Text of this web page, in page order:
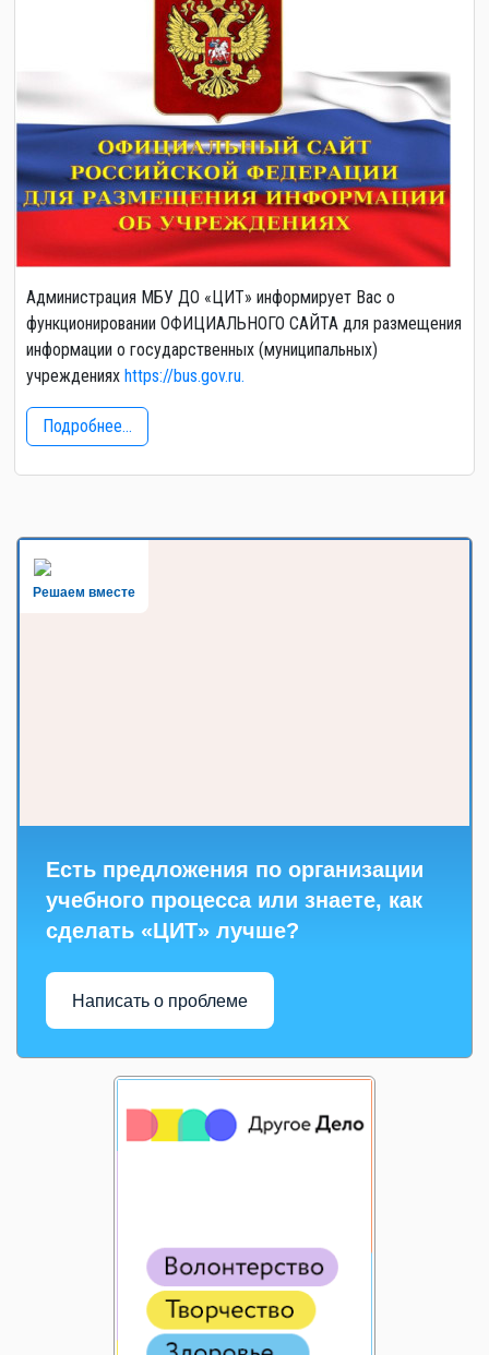
Администрация МБУ ДО «ЦИТ» информирует Вас о
функционировании ОФИЦИАЛЬНОГО САЙТА для размещения
информации о государственных (муниципальных)
учреждениях https://bus.gov.ru.
Подробнее...
Решаем вместе
Есть предложения по организации
учебного процесса или знаете, как
сделать «ЦИТ» лучше?
Написать о проблеме